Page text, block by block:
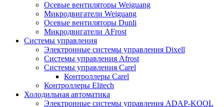
Осевые вентиляторы Weiguang
Микродвигатели Weiguang
Осевые вентиляторы Dunli
Микродвигатели AFrost
Системы управления
Электронные системы управления Dixell
Системы управления Afrost
Системы управления Carel
Контроллеры Carel
Контроллеры Elitech
Холодильная автоматика
Электронные системы управления ADAP-KOOL